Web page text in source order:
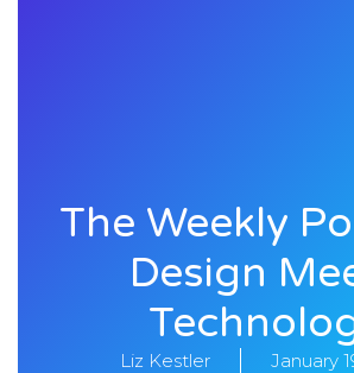
The Weekly
Design
Liz Kestler January